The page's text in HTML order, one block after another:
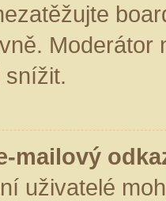
Moderátor
mailový
uživatelé